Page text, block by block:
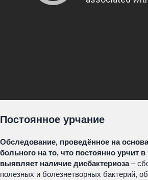
Постоянное урчание
Обследование, проведённое на
больного на то, что постоянно урчит
выявляет наличие дисбактериоза–
полезных и болезнетворных бактерий,